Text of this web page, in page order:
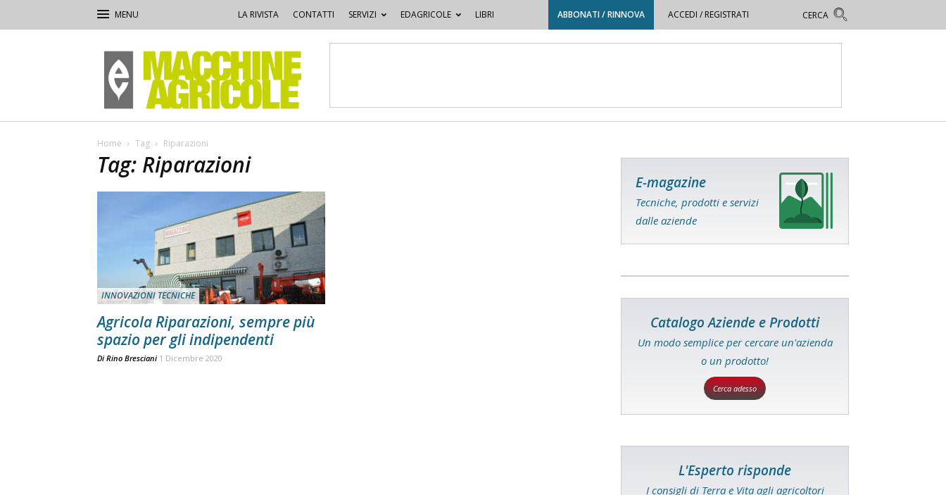
LA RIVISTA CONTATTI SERVIZI EDAGRICOLE LIBRI ABBONATI / RINNOVA ACCEDI / REGISTRATI
Macchine
Agricole
Home Tag Riparazioni
Tag: Riparazioni
INNOVAZIONI TECNICHE
Agricola Riparazioni, sempre più
spazio per gli indipendenti
Di Rino Bresciani 1 Dicembre 2020
E-magazine
Tecniche, prodotti e servizi
dalle aziende
Catalogo Aziende e Prodotti
Un modo semplice per cercare un'azienda
o un prodotto!
Cerca adesso
L'Esperto risponde
I consigli di Terra e Vita agli agricoltori